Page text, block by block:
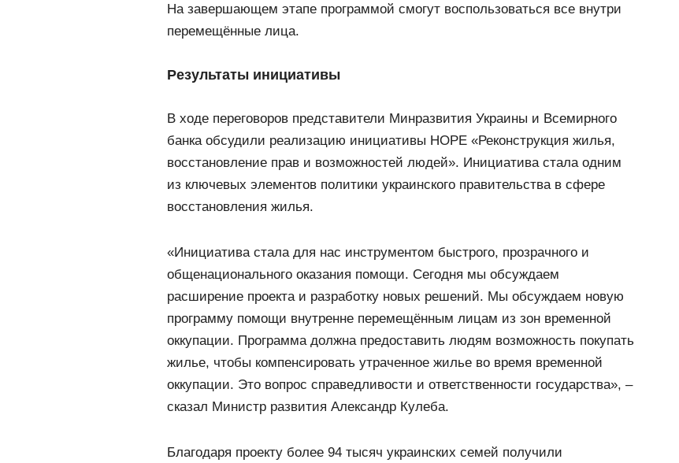
На завершающем этапе программой смогут воспользоваться все внутри
перемещённые лица.
Результаты инициативы
В ходе переговоров представители Минразвития Украины и Всемирного
банка обсудили реализацию инициативы HOPE «Реконструкция жилья,
восстановление прав и возможностей людей». Инициатива стала одним
из ключевых элементов политики украинского правительства в сфере
восстановления жилья.
«Инициатива стала для нас инструментом быстрого, прозрачного и
общенационального оказания помощи. Сегодня мы обсуждаем
расширение проекта и разработку новых решений. Мы обсуждаем новую
программу помощи внутренне перемещённым лицам из зон временной
оккупации. Программа должна предоставить людям возможность покупать
жилье, чтобы компенсировать утраченное жилье во время временной
оккупации. Это вопрос справедливости и ответственности государства», –
сказал Министр развития Александр Кулеба.
Благодаря проекту более 94 тысяч украинских семей получили